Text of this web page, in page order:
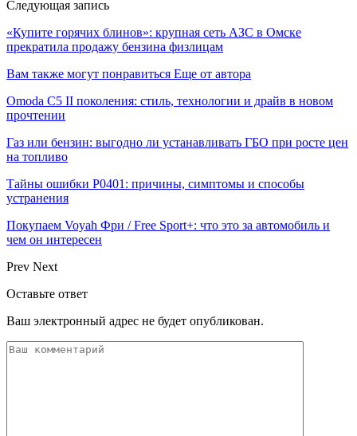
Следующая запись
«Купите горячих блинов»: крупная сеть АЗС в Омске
прекратила продажу бензина физлицам
Вам также могут понравиться Еще от автора
Omoda C5 II поколения: стиль, технологии и драйв в новом
прочтении
Газ или бензин: выгодно ли устанавливать ГБО при росте цен
на топливо
Тайны ошибки P0401: причины, симптомы и способы
устранения
Покупаем Voyah Фри / Free Sport+: что это за автомобиль и
чем он интересен
Prev Next
Оставьте ответ
Ваш электронный адрес не будет опубликован.